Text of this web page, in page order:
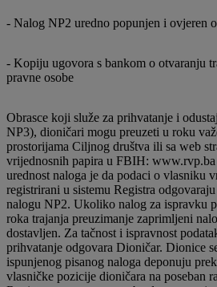
- Nalog NP2 uredno popunjen i ovjeren
- Kopiju ugovora s bankom o otvaranju
pravne osobe
Obrasce koji služe za prihvatanje i
NP3), dioničari mogu preuzeti u roku
prostorijama Ciljnog društva ili sa web
vrijednosnih papira u FBIH:
urednost naloga je da podaci o vlasniku
registrirani u sistemu Registra
nalogu NP2. Ukoliko nalog za ispravku
roka trajanja preuzimanje zaprimljeni
dostavljen. Za tačnost i ispravnost
prihvatanje odgovara Dioničar. Dionice
ispunjenog pisanog naloga deponuju
vlasničke pozicije dioničara na poseban